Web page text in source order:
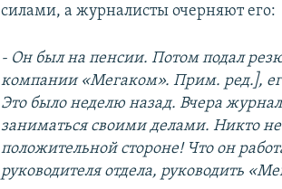
силами, а журналисты очерняют его:
- Он был на пенсии. Потом подал
компании «Мегаком». Прим. ред.],
Это было неделю назад. Вчера
заниматься своими делами. Никто
положительной стороне! Что он
руководителя отдела, руководить